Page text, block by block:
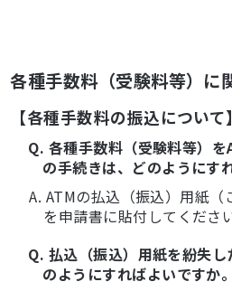
各種手数料（受験料等）に
【各種手数料の振込について】
Q. 各種手数料（受験料等）
の手続きは、どのようにす
A. ATMの払込（振込）用紙
を申請書に貼付してください
Q. 払込（振込）用紙を紛失
のようにすればよいですか。